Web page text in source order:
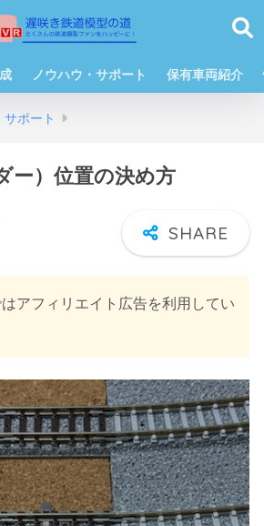
ノウハウ・サポート 保有車両紹介
サポート
ー）位置の決め方
アフィリエイト広告を利用してい